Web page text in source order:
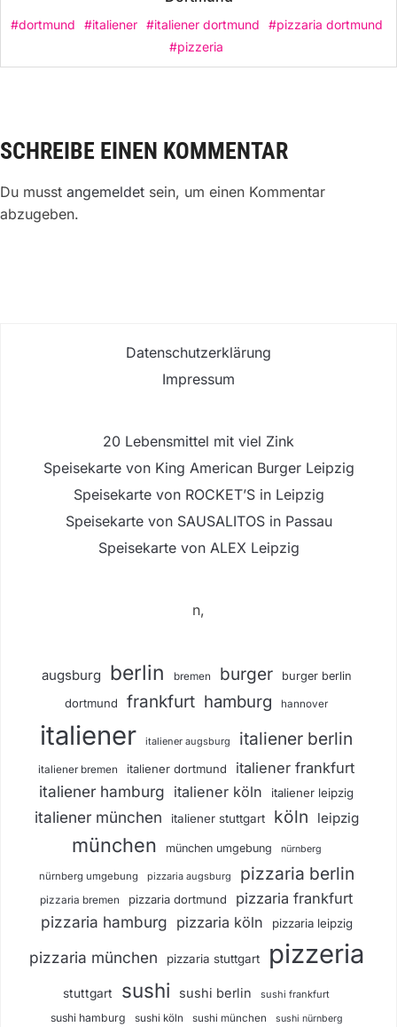
#dortmund #italiener #italiener dortmund
#pizzaria dortmund
#pizzeria
SCHREIBE EINEN KOMMENTAR
Du musst angemeldet sein, um einen Kommentar
abzugeben.
Datenschutzerklärung
Impressum
20 Lebensmittel mit viel Zink
Speisekarte von King American Burger Leipzig
Speisekarte von ROCKET’S in Leipzig
Speisekarte von SAUSALITOS in Passau
Speisekarte von ALEX Leipzig
n,
augsburg berlin bremen burger burger berlin
dortmund frankfurt hamburg hannover
italiener italiener augsburg italiener berlin
italiener bremen italiener dortmund italiener frankfurt
italiener hamburg italiener köln italiener leipzig
italiener münchen italiener stuttgart köln leipzig
münchen münchen umgebung nürnberg
nürnberg umgebung pizzaria augsburg pizzaria berlin
pizzaria bremen pizzaria dortmund pizzaria frankfurt
pizzaria hamburg pizzaria köln pizzaria leipzig
pizzaria münchen pizzaria stuttgart pizzeria
stuttgart sushi sushi berlin sushi frankfurt
sushi hamburg sushi köln sushi münchen sushi nürnberg